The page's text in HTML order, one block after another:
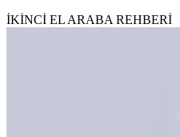
İKİNCİ EL ARABA REHBERİ